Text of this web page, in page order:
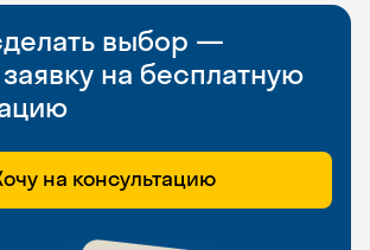
выбор —
заявку на бесплатную
на консультацию